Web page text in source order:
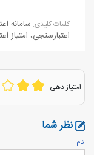
كلمات كليدی: سامانه
اعتبارسنجی، امتیاز
امتیاز دهی
نظر شما
نام